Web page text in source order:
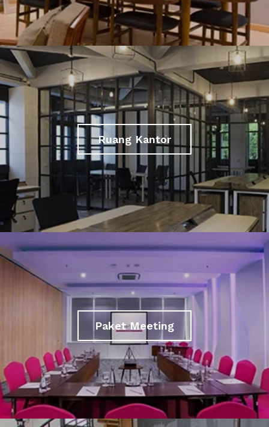
Ruang Kantor
Paket Meeting